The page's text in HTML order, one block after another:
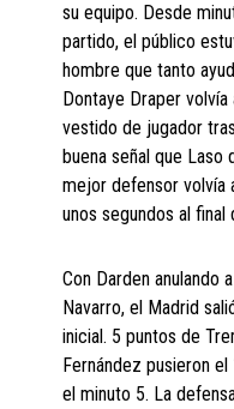
su equipo. Desde
partido, el público
hombre que tanto
Dontaye Draper
vestido de jugador
buena señal que Laso
mejor defensor volvía
unos segundos al
Con Darden anulando
Navarro, el Madrid
inicial. 5 puntos de
Fernández pusieron
el minuto 5. La